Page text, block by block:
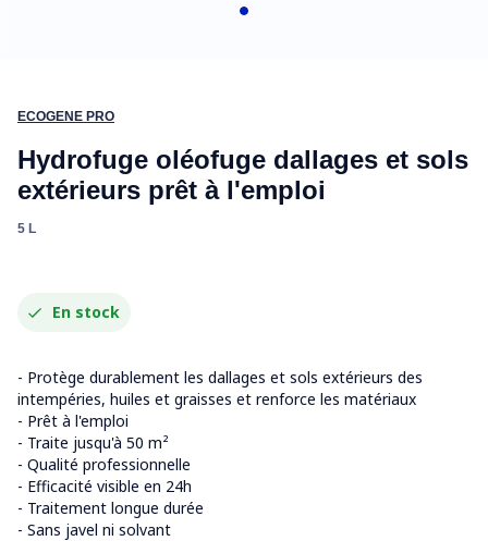
ECOGENE PRO
Hydrofuge oléofuge dallages et sols
extérieurs prêt à l'emploi
5 L
En stock
- Protège durablement les dallages et sols extérieurs des
intempéries, huiles et graisses et renforce les matériaux
- Prêt à l'emploi
- Traite jusqu'à 50 m²
- Qualité professionnelle
- Efficacité visible en 24h
- Traitement longue durée
- Sans javel ni solvant